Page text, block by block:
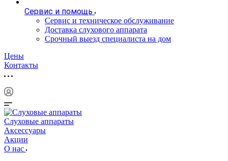
Сервис и помощь
Сервис и техническое обслуживание
Доставка слухового аппарата
Срочный выезд специалиста на дом
Цены
Контакты
Слуховые аппараты
Аксессуары
Акции
О нас